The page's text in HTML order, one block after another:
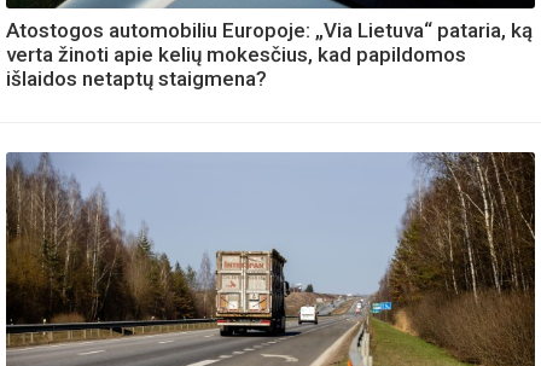
Atostogos automobiliu Europoje: „Via Lietuva“ pataria, ką
verta žinoti apie kelių mokesčius, kad papildomos
išlaidos netaptų staigmena?